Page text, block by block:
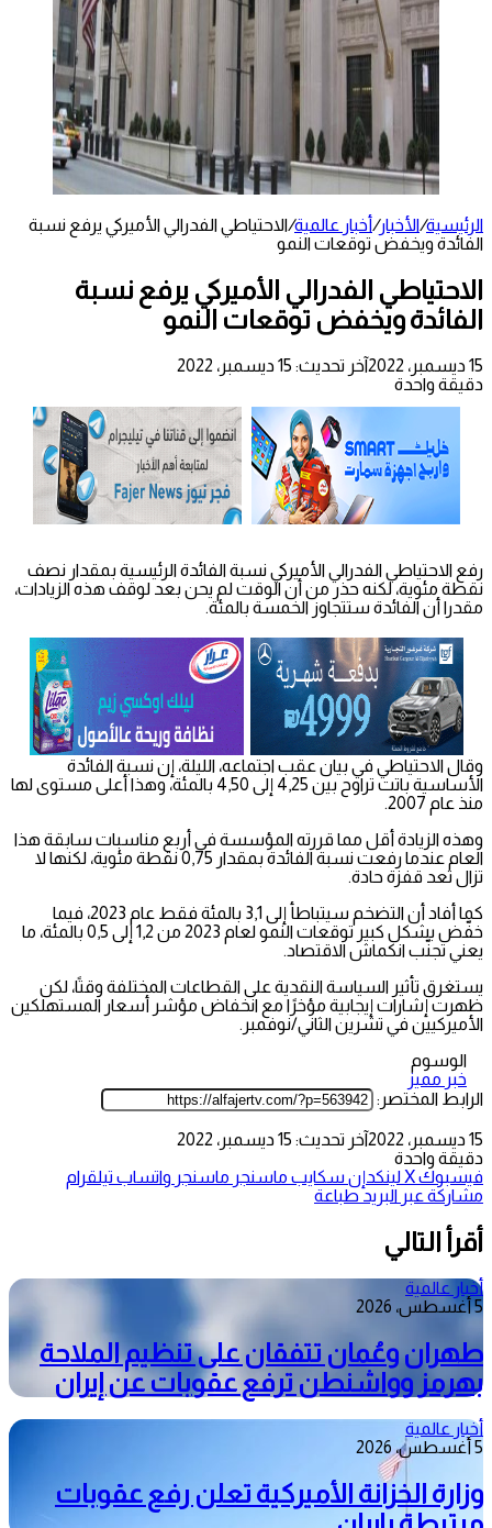
الرئيسية/الأخبار/أخبار عالمية/الاحتياطي الفدرالي الأميركي يرفع نسبة
الفائدة ويخفض توقعات النمو
الاحتياطي الفدرالي الأميركي يرفع نسبة
الفائدة ويخفض توقعات النمو
15 ديسمبر، 2022
آخر تحديث: 15 ديسمبر، 2022
دقيقة واحدة
رفع الاحتياطي الفدرالي الأميركي نسبة الفائدة الرئيسية بمقدار نصف
نقطة مئوية، لكنه حذر من أن الوقت لم يحن بعد لوقف هذه الزيادات،
مقدرا أن الفائدة ستتجاوز الخمسة بالمئة.
وقال الاحتياطي في بيان عقب اجتماعه، الليلة، إن نسبة الفائدة
الأساسية باتت تراوح بين 4,25 إلى 4,50 بالمئة، وهذا أعلى مستوى لها
منذ عام 2007.
وهذه الزيادة أقل مما قررته المؤسسة في أربع مناسبات سابقة هذا
العام عندما رفعت نسبة الفائدة بمقدار 0,75 نقطة مئوية، لكنها لا
تزال تعد قفزة حادة.
كما أفاد أن التضخم سيتباطأ إلى 3,1 بالمئة فقط عام 2023، فيما
خفّض بشكل كبير توقعات النمو لعام 2023 من 1,2 إلى 0,5 بالمئة، ما
يعني تجنّب انكماش الاقتصاد.
يستغرق تأثير السياسة النقدية على القطاعات المختلفة وقتًا، لكن
ظهرت إشارات إيجابية مؤخرًا مع انخفاض مؤشر أسعار المستهلكين
الأميركيين في تشرين الثاني/نوفمبر.
الوسوم
خبر مميز
الرابط المختصر:
15 ديسمبر، 2022
آخر تحديث: 15 ديسمبر، 2022
دقيقة واحدة
فيسبوك‫Xلينكدإن سكايب ماسنجر ماسنجر واتساب تيلقرام
مشاركة عبر البريد طباعة
أقرأ التالي
أخبار عالمية
5 أغسطس، 2026
طهران وعُمان تتفقان على تنظيم الملاحة
بهرمز وواشنطن ترفع عقوبات عن إيران
أخبار عالمية
5 أغسطس، 2026
وزارة الخزانة الأميركية تعلن رفع عقوبات